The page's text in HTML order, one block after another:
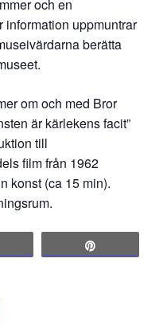
och en
information uppmuntrar
berätta
om och med Bror
är kärlekens facit”
till
film från 1962
konst (ca 15 min).